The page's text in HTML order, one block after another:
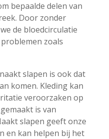
bepaalde delen van
Door zonder
de bloedcirculatie
zoals
slapen is ook dat
komen. Kleding kan
veroorzaken op
is van
slapen geeft onze
en kan helpen bij het